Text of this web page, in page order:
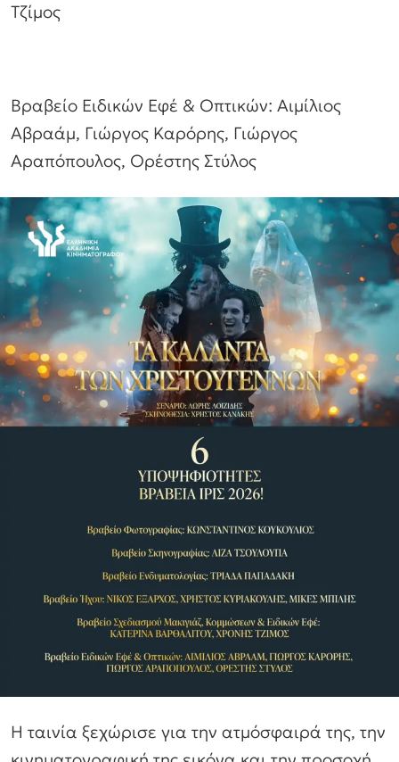
Τζίμος
Βραβείο Ειδικών Εφέ & Οπτικών: Αιμίλιος
Αβραάμ, Γιώργος Καρόρης, Γιώργος
Αραπόπουλος, Ορέστης Στύλος
Η ταινία ξεχώρισε για την ατμόσφαιρά της, την